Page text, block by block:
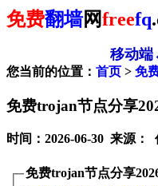
免费翻墙网freefq
移动
您当前的位置： 首页 > 免
免费trojan节点分享
时间：2026-06-30 来源：
免费trojan节点分享